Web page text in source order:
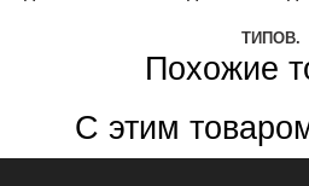
ТИПОВ.
Похожие
С этим